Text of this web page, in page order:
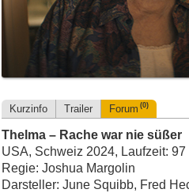
Kurzinfo Trailer Forum (0)
Thelma – Rache war nie süßer
USA, Schweiz 2024, Laufzeit:
Regie: Joshua Margolin
Darsteller: June Squibb, Fred